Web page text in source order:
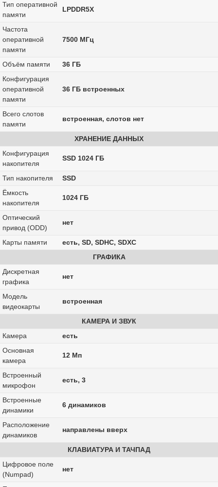
Тип оперативной
памяти
LPDDR5X
Частота
оперативной
памяти
7500 МГц
Объём памяти
36 ГБ
Конфигурация
оперативной
памяти
36 ГБ встроенных
Всего слотов
памяти
встроенная, слотов нет
ХРАНЕНИЕ ДАННЫХ
Конфигурация
накопителя
SSD 1024 ГБ
Тип накопителя
SSD
Ёмкость
накопителя
1024 ГБ
Оптический
привод (ODD)
нет
Карты памяти
есть, SD, SDHC, SDXC
ГРАФИКА
Дискретная
графика
нет
Модель
видеокарты
встроенная
КАМЕРА И ЗВУК
Камера
есть
Основная
камера
12 Мп
Встроенный
микрофон
есть, 3
Встроенные
динамики
6 динамиков
Расположение
динамиков
направлены вверх
КЛАВИАТУРА И ТАЧПАД
Цифровое поле
(Numpad)
нет